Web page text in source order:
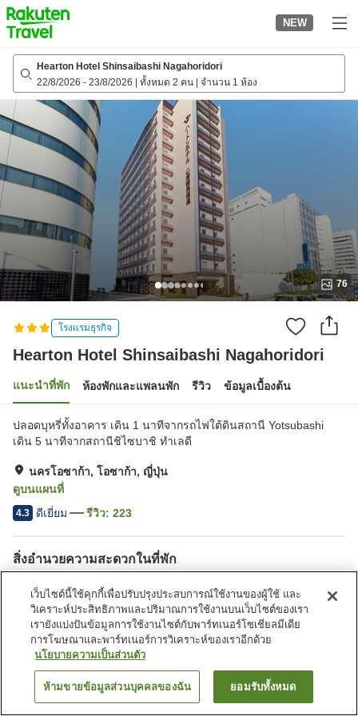
to
top
page
NEW
Hearton Hotel Shinsaibashi Nagahoridori
22/8/2026 - 23/8/2026 ทั้งหมด 2 คน จำนวน 1 ห้อง
76
โรงแรมธุรกิจ
Hearton Hotel Shinsaibashi Nagahoridori
แนะนำที่พัก ห้องพักและแพลนพัก รีวิว ข้อมูลเบื้องต้น
ปลอดบุหรี่ทั้งอาคาร เดิน 1 นาทีจากรถไฟใต้ดินสถานี Yotsubashi
เดิน 5 นาทีจากสถานีชิไซบาชิ ทำเลดี
นครโอซาก้า, โอซาก้า, ญี่ปุ่น
ดูบนแผนที่
4.3 ดีเยี่ยม รีวิว: 223
สิ่งอำนวยความสะดวกในที่พัก
หน้าแรก ญี่ปุ่น โอซาก้า
นครโอซาก้า
Hearton Hotel Shinsaibashi Nagahoridori
ค้นหาห้องพัก
เว็บไซต์นี้ใช้คุกกี้เพื่อปรับปรุงประสบการณ์ใช้งานของผู้ใช้ และ
วิเคราะห์ประสิทธิภาพและปริมาณการใช้งานบนเว็บไซต์ของเรา
เรายังแบ่งปันข้อมูลการใช้งานไซต์กับพาร์ทเนอร์โซเชียลมีเดีย
การโฆษณาและพาร์ทเนอร์การวิเคราะห์ของเราอีกด้วย
นโยบายความเป็นส่วนตัว
ห้ามขายข้อมูลส่วนบุคคลของฉัน ยอมรับทั้งหมด